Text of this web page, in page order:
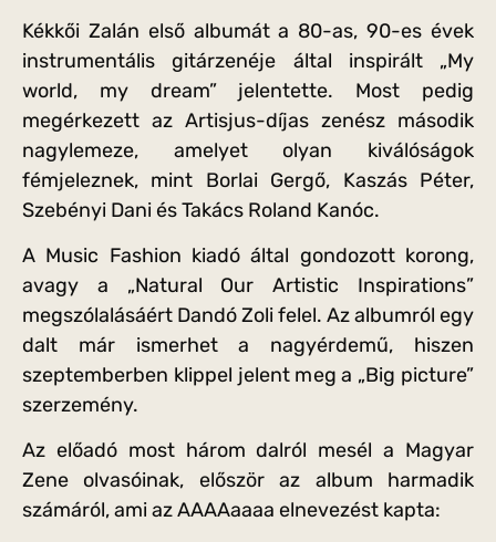
Kékkői Zalán első albumát a 80-as, 90-es évek
instrumentális gitárzenéje által inspirált „My
world, my dream” jelentette. Most pedig
megérkezett az Artisjus-díjas zenész második
nagylemeze, amelyet olyan kiválóságok
fémjeleznek, mint Borlai Gergő, Kaszás Péter,
Szebényi Dani és Takács Roland Kanóc.
A Music Fashion kiadó által gondozott korong,
avagy a „Natural Our Artistic Inspirations”
megszólalásáért Dandó Zoli felel. Az albumról egy
dalt már ismerhet a nagyérdemű, hiszen
szeptemberben klippel jelent meg a „Big picture”
szerzemény.
Az előadó most három dalról mesél a Magyar
Zene olvasóinak, először az album harmadik
számáról, ami az AAAAaaaa elnevezést kapta: